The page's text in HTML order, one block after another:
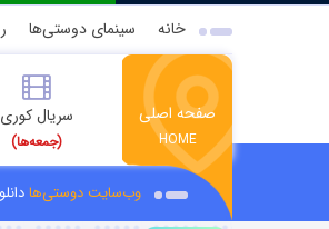
خانه سینمای دوستی‌ها
صفحه اصلی
HOME
سریال کوری
(جمعه‌ها)
وب‌سایت دوستی‌ها